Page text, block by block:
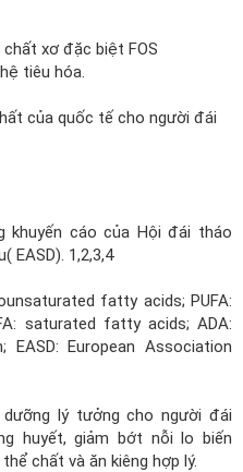
chất xơ đặc biệt FOS
tiêu hóa.
của quốc tế cho người đái
cáo của Hội đái tháo
EASD). 1,2,3,4
fatty acids; PUFA:
saturated fatty acids; ADA:
EASD: European Association
lý tưởng cho người đái
huyết, giảm bớt nỗi lo biến
chất và ăn kiêng hợp lý.